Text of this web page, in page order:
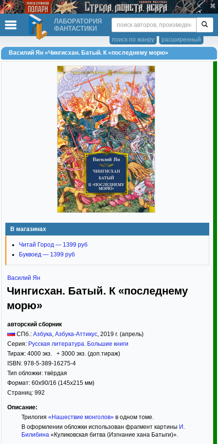
ЛАБОРАТОРИЯ
ФАНТАСТИКИ
расширенный
поиск по жанру
Василий Ян «Чингисхан. Батый. К «последнему морю»
В магазинах
Читай Город — 1399 руб
Буквоед — 1399 руб
Василий Ян
Чингисхан. Батый. К «последнему
морю»
авторский сборник
СПб.: Азбука, Азбука-Аттикус, 2019 г. (апрель)
Серия: Русская литература. Большие книги
Тираж: 4000 экз. + 3000 экз. (доп.тираж)
ISBN: 978-5-389-16275-4
Тип обложки: твёрдая
Формат: 60x90/16 (145x215 мм)
Страниц: 992
Описание:
Трилогия «Нашествие монголов»в одном томе.
В оформлении обложки использован фрагмент картины И.
Билибина«Куликовская битва (Изгнание хана Батыги)».